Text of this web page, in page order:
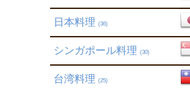
日本料理 (36)
シンガポール料理 (30)
台湾料理 (25)